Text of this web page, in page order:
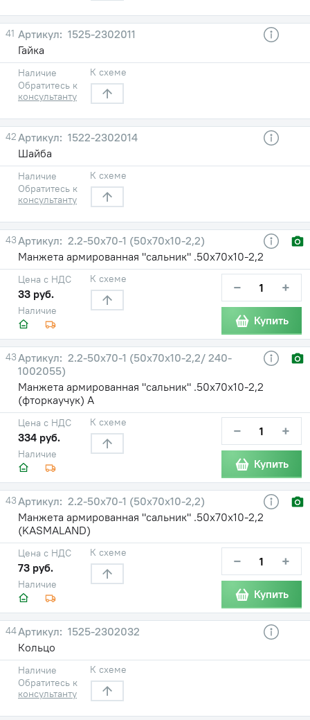
41
1525-2302011
Гайка
Наличие
Обратитесь к
консультанту
К схеме
42
1522-2302014
Шайба
Наличие
Обратитесь к
консультанту
К схеме
43
2.2-50х70-1 (50х70х10-2,2)
Манжета армированная "сальник" .50х70х10-2,2
Наличие
Цена с НДС
33 руб.
К схеме − +
Купить
43
2.2-50х70-1 (50х70х10-2,2/ 240-
1002055)
Манжета армированная "сальник" .50х70х10-2,2
(фторкаучук) А
Наличие
Цена с НДС
334 руб.
К схеме − +
Купить
43
2.2-50х70-1 (50х70х10-2,2)
Манжета армированная "сальник" .50х70х10-2,2
(KASMALAND)
Наличие
Цена с НДС
73 руб.
К схеме − +
Купить
44
1525-2302032
Кольцо
Наличие
Обратитесь к
консультанту
К схеме